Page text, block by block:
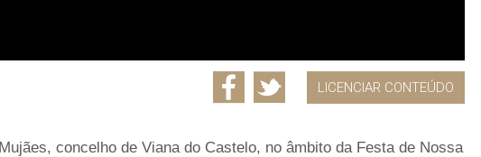
LICENCIAR CONTEÚDO
concelho de Viana do Castelo, no âmbito da Festa de Nossa